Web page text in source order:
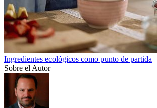
Ingredientes ecológicos como punto de partida
Sobre el Autor